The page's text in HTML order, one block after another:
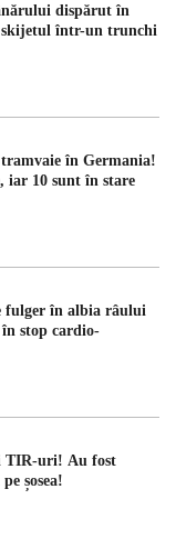
dispărut în
skijetul într-un trunchi
în Germania!
iar 10 sunt în stare
fulger în albia râului
stop cardio-
TIR-uri! Au fost
șosea!